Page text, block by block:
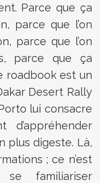
Parce que ça
parce que l’on
parce que l’on
parce que ça
roadbook est un
Desert Rally
lui consacre
plus digeste. Là,
; ce n’est
familiariser